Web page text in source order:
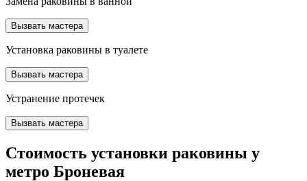
Вызвать мастера
Установка раковины в туалете
Вызвать мастера
Устранение протечек
Вызвать мастера
Стоимость установки раковины у
метро Броневая